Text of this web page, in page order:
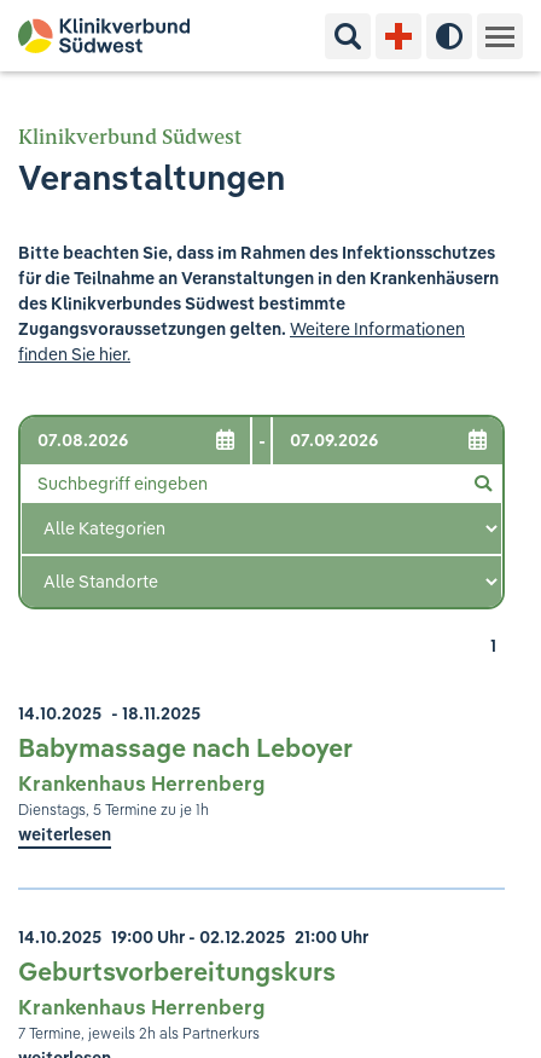
Suchbegriff eingeben
Hoher
Ihr Aufenthalt
Ausbildung & Studium
Jobs & Karriere
Der Klinikverbund Südwest
Standorte & Kontakt
Ihre Meinung ist uns wichtig!
Klinikverbund Südwest
Veranstaltungen
Bitte beachten Sie, dass im Rahmen des Infektionsschutzes
für die Teilnahme an Veranstaltungen in den Krankenhäusern
des Klinikverbundes Südwest bestimmte
Zugangsvoraussetzungen gelten. Weitere Informationen
finden Sie hier.
-
1
14.10.2025 - 18.11.2025
Babymassage nach Leboyer
Krankenhaus Herrenberg
Dienstags, 5 Termine zu je 1h
weiterlesen
14.10.2025 19:00 Uhr - 02.12.2025 21:00 Uhr
Geburtsvorbereitungskurs
Krankenhaus Herrenberg
7 Termine, jeweils 2h als Partnerkurs